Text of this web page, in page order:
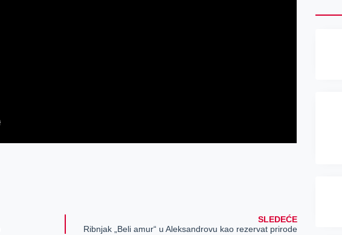
SLEDEĆE
Ribnjak „Beli amur“ u Aleksandrovu kao rezervat prirode